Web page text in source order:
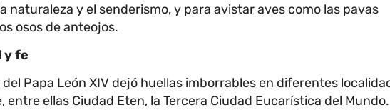
naturaleza y el senderismo, y para avistar aves como las pavas
osos de anteojos.
y fe
Papa León XIV dejó huellas imborrables en diferentes
entre ellas Ciudad Eten, la Tercera Ciudad Eucarística del